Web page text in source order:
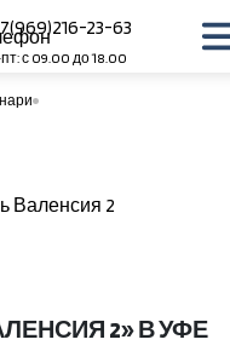
23-63
с 09.00 до 18.00
2» В УФЕ